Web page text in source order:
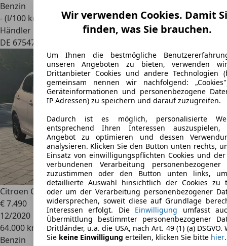
Benzin
- (l/100 km)
Händler
DE 67547
Citroen C1
Shine Klima Schiebedach Kamera
€ 7.490
12/2020
64.000 km
Benzin
Wir verwenden Cookies. Damit
finden, was Sie brauchen.
Um Ihnen die bestmögliche
unseren Angeboten zu bieten, verwenden
Drittanbieter Cookies und andere Technologien
gemeinsam nennen wir nachfolgend:
Geräteinformationen und personenbezogene
IP Adressen) zu speichern und darauf zuzugreifen.
Dadurch ist es möglich, personalisierte
entsprechend Ihren Interessen auszuspielen,
Angebot zu optimieren und dessen
analysieren. Klicken Sie den Button unten rechts,
Einsatz von einwilligungspflichten Cookies und
verbundenen Verarbeitung personenbezogener
zuzustimmen oder den Button unten links,
detaillierte Auswahl hinsichtlich der Cookies zu
oder um der Verarbeitung personenbezogener
widersprechen, soweit diese auf Grundlage
Interessen erfolgt. Die Einwilligung umfasst
Übermittlung bestimmter personenbezogener
Drittländer, u.a. die USA, nach Art. 49 (1) (a) DSGVO.
Sie keine Einwilligung erteilen, klicken Sie bitte hier.